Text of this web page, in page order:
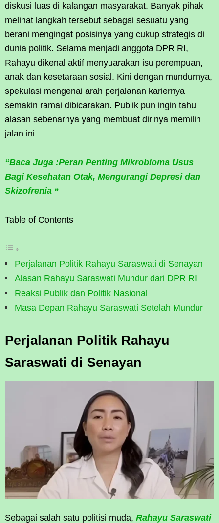
diskusi luas di kalangan masyarakat. Banyak pihak
melihat langkah tersebut sebagai sesuatu yang
berani mengingat posisinya yang cukup strategis di
dunia politik. Selama menjadi anggota DPR RI,
Rahayu dikenal aktif menyuarakan isu perempuan,
anak dan kesetaraan sosial. Kini dengan mundurnya,
spekulasi mengenai arah perjalanan kariernya
semakin ramai dibicarakan. Publik pun ingin tahu
alasan sebenarnya yang membuat dirinya memilih
jalan ini.
“Baca Juga :Peran Penting Mikrobioma Usus
Bagi Kesehatan Otak, Mengurangi Depresi dan
Skizofrenia “
Table of Contents
Perjalanan Politik Rahayu Saraswati di Senayan
Alasan Rahayu Saraswati Mundur dari DPR RI
Reaksi Publik dan Politik Nasional
Masa Depan Rahayu Saraswati Setelah Mundur
Perjalanan Politik Rahayu
Saraswati di Senayan
Sebagai salah satu politisi muda, Rahayu Saraswati